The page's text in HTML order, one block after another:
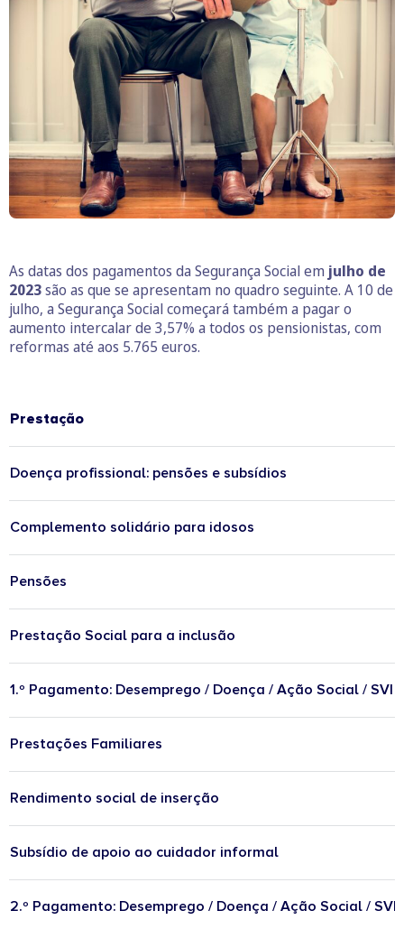
As datas dos pagamentos da Segurança Social em julho de
2023são as que se apresentam no quadro seguinte. A 10 de
julho, a Segurança Social começará também a pagar o
aumento intercalar de 3,57% a todos os pensionistas, com
reformas até aos 5.765 euros.
Prestação
Doença profissional: pensões e subsídios
Complemento solidário para idosos
Pensões
Prestação Social para a inclusão
1.º Pagamento: Desemprego / Doença / Ação Social / SVI
Prestações Familiares
Rendimento social de inserção
Subsídio de apoio ao cuidador informal
2.º Pagamento: Desemprego / Doença / Ação Social / SVI